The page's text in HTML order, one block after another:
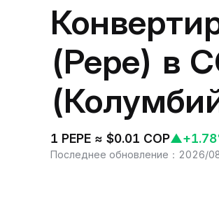
(Pepe) в
1 PEPE ≈ $0.01 COP▲
Последнее обновление ： 2026/